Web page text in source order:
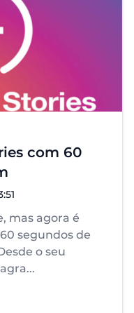
com 60
mas agora é
segundos de
o seu